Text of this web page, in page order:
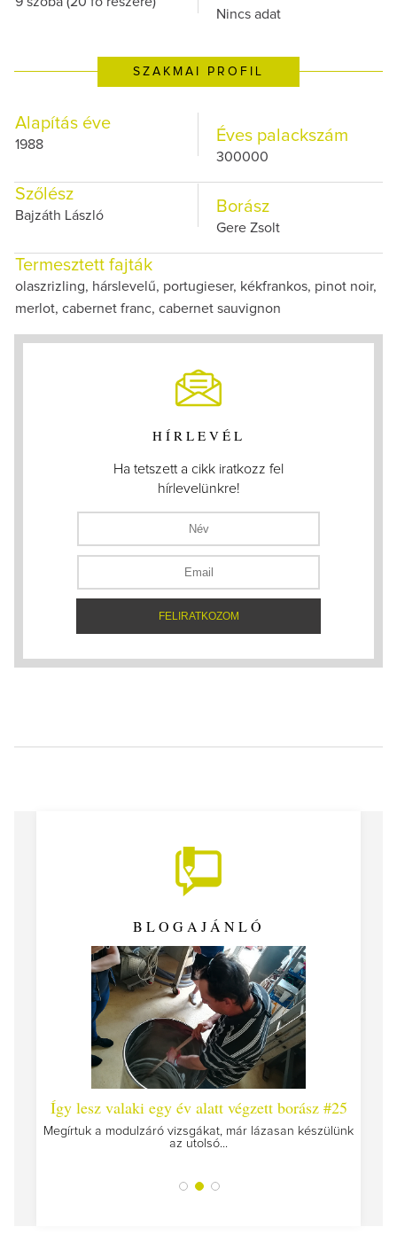
Nincs adat
SZAKMAI PROFIL
Alapítás éve
1988 Éves palackszám
300000
Szőlész
Bajzáth László Borász
Gere Zsolt
Termesztett fajták
olaszrizling, hárslevelű, portugieser, kékfrankos, pinot noir,
merlot, cabernet franc, cabernet sauvignon
HÍRLEVÉL
Ha tetszett a cikk iratkozz fel
hírlevelünkre!
BLOGAJÁNLÓ
Így lesz valaki egy év alatt végzett borász #25
Megírtuk a modulzáró vizsgákat, már lázasan készülünk
az utolsó...